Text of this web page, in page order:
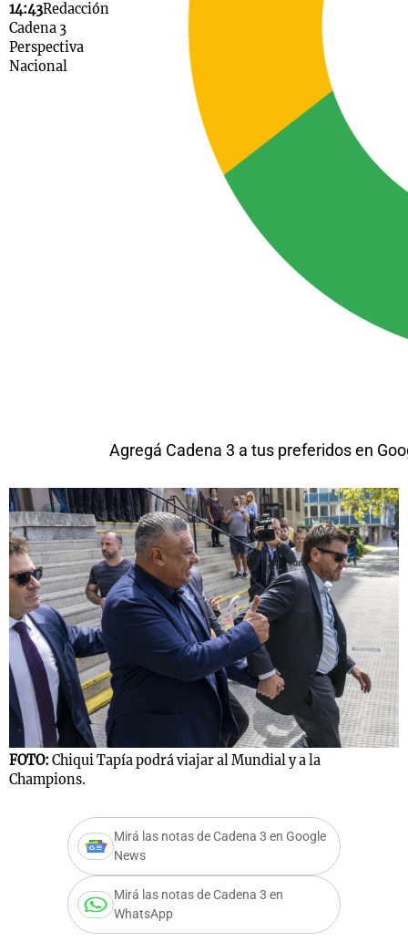
14:43Redacción
Cadena 3
Perspectiva
Nacional
Agregá Cadena 3 a tus preferidos en
FOTO: Chiqui Tapía podrá viajar al Mundial y a la
Champions.
Mirá las notas de Cadena 3 en Google
News
Mirá las notas de Cadena 3 en
WhatsApp